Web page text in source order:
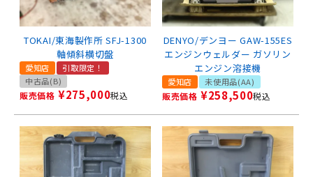
TOKAI/東海製作所 SFJ-1300
軸傾斜横切盤
愛知店
引取限定！
中古品(B)
販売価格 ¥275,000税込
DENYO/デンヨー GAW-155ES
エンジンウェルダー ガソリン
エンジン溶接機
愛知店 未使用品(AA)
販売価格 ¥258,500税込